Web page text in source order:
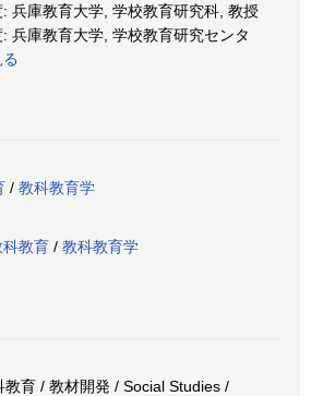
兵庫教育大学, 学校教育研究科, 教授
兵庫教育大学, 学校教育研究センタ
る
/ 教科教育学
科教育 / 教科教育学
育 / 教材開発 / Social Studies /